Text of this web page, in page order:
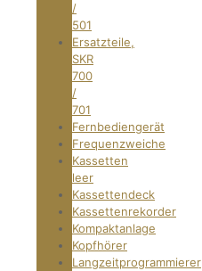
/
501
Ersatzteile,
SKR
700
/
701
Fernbediengerät
Frequenzweiche
Kassetten
leer
Kassettendeck
Kassettenrekorder
Kompaktanlage
Kopfhörer
Langzeitprogrammierer